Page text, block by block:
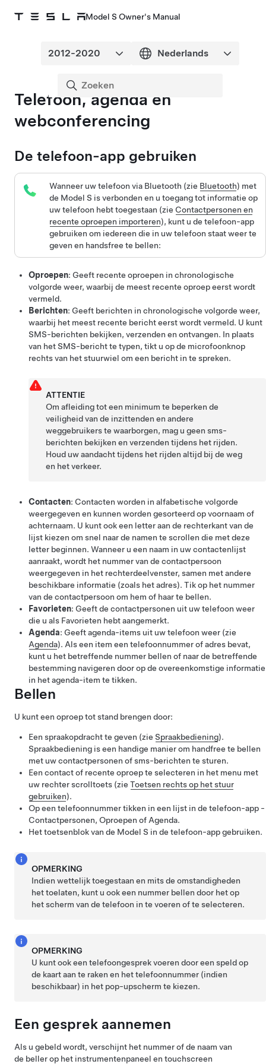
Model S Owner's Manual
Telefoon, agenda en
webconferencing
De telefoon-app gebruiken
Wanneer uw telefoon via Bluetooth (zie Bluetooth) met
de Model S is verbonden en u toegang tot informatie op
uw telefoon hebt toegestaan (zie Contactpersonen en
recente oproepen importeren), kunt u de telefoon-app
gebruiken om iedereen die in uw telefoon staat weer te
geven en handsfree te bellen:
Oproepen: Geeft recente oproepen in chronologische
volgorde weer, waarbij de meest recente oproep eerst wordt
vermeld.
Berichten: Geeft berichten in chronologische volgorde weer,
waarbij het meest recente bericht eerst wordt vermeld. U kunt
SMS-berichten bekijken, verzenden en ontvangen. In plaats
van het SMS-bericht te typen, tikt u op de microfoonknop
rechts van hetstuurwiel om een bericht in te spreken.
ATTENTIE
Om afleiding tot een minimum te beperken de
veiligheid van de inzittenden en andere
weggebruikers te waarborgen, mag u geen sms-
berichten bekijken en verzenden tijdens het rijden.
Houd uw aandacht tijdens het rijden altijd bij de weg
en het verkeer.
Contacten: Contacten worden in alfabetische volgorde
weergegeven en kunnen worden gesorteerd op voornaam of
achternaam. U kunt ook een letter aan de rechterkant van de
lijst kiezen om snel naar de namen te scrollen die met deze
letter beginnen. Wanneer u een naam in uw contactenlijst
aanraakt, wordt het nummer van de contactpersoon
weergegeven in het rechterdeelvenster, samen met andere
beschikbare informatie (zoals het adres). Tik op het nummer
van de contactpersoon om hem of haar te bellen.
Favorieten: Geeft de contactpersonen uit uw telefoon weer
die u als Favorieten hebt aangemerkt.
Agenda: Geeft agenda-items uit uw telefoon weer (zie
Agenda). Als een item een telefoonnummer of adres bevat,
kunt u het betreffende nummer bellen of naar de betreffende
bestemming navigeren door op de overeenkomstige informatie
in het agenda-item te tikken.
Bellen
U kunt een oproep tot stand brengen door:
Een spraakopdracht te geven (zie Spraakbediening).
Spraakbediening is een handige manier om handfree te bellen
met uw contactpersonen of sms-berichten te sturen.
Een contact of recente oproep te selecteren in het menu met
uw rechter scrolltoets (zie Toetsen rechts op het stuur
gebruiken).
Op een telefoonnummer tikken in een lijst in de telefoon-app -
Contactpersonen, Oproepen of Agenda.
Het toetsenblok van de Model S in de telefoon-app gebruiken.
OPMERKING
Indien wettelijk toegestaan en mits de omstandigheden
het toelaten, kunt u ook een nummer bellen door het op
het scherm van de telefoon in te voeren of te selecteren.
OPMERKING
U kunt ook een telefoongesprek voeren door een speld op
de kaart aan te raken en het telefoonnummer (indien
beschikbaar) in het pop-upscherm te kiezen.
Een gesprek aannemen
Als u gebeld wordt, verschijnt het nummer of de naam van
de beller op het instrumentenpaneel en touchscreen